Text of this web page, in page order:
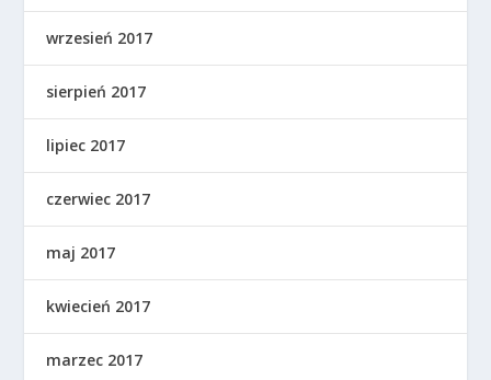
wrzesień 2017
sierpień 2017
lipiec 2017
czerwiec 2017
maj 2017
kwiecień 2017
marzec 2017